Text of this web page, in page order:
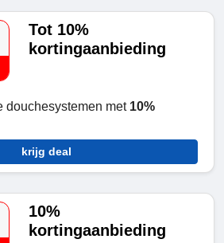
Tot 10%
kortingaanbieding
douchesystemen met 10%
krijg deal
10%
kortingaanbieding